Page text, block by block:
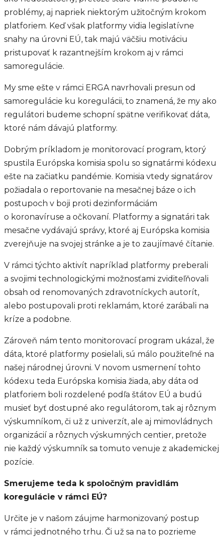
problémy, aj napriek niektorým užitočným krokom
platforiem. Keď však platformy vidia legislatívne
snahy na úrovni EÚ, tak majú väčšiu motiváciu
pristupovať k razantnejším krokom aj v rámci
samoregulácie.
My sme ešte v rámci ERGA navrhovali presun od
samoregulácie ku koregulácii, to znamená, že my ako
regulátori budeme schopní spätne verifikovať dáta,
ktoré nám dávajú platformy.
Dobrým príkladom je monitorovací program, ktorý
spustila Európska komisia spolu so signatármi kódexu
ešte na začiatku pandémie. Komisia vtedy signatárov
požiadala o reportovanie na mesačnej báze o ich
postupoch v boji proti dezinformáciám
o koronavíruse a očkovaní. Platformy a signatári tak
mesačne vydávajú správy, ktoré aj Európska komisia
zverejňuje na svojej stránke a je to zaujímavé čítanie.
V rámci týchto aktivít napríklad platformy preberali
a svojimi technologickými možnosťami zviditeľňovali
obsah od renomovaných zdravotníckych autorít,
alebo postupovali proti reklamám, ktoré zarábali na
kríze a podobne.
Zároveň nám tento monitorovací program ukázal, že
dáta, ktoré platformy posielali, sú málo použiteľné na
našej národnej úrovni. V novom usmernení tohto
kódexu teda Európska komisia žiada, aby dáta od
platforiem boli rozdelené podľa štátov EÚ a budú
musieť byť dostupné ako regulátorom, tak aj rôznym
výskumníkom, či už z univerzít, ale aj mimovládnych
organizácií a rôznych výskumných centier, pretože
nie každý výskumník sa tomuto venuje z akademickej
pozície.
Smerujeme teda k spoločným pravidlám
koregulácie v rámci EÚ?
Určite je v našom záujme harmonizovaný postup
v rámci jednotného trhu. Či už sa na to pozrieme